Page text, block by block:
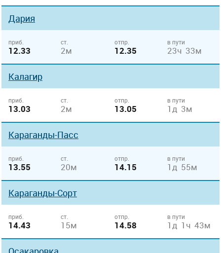
Дария
приб.
12.33
ст.
2м
отпр.
12.35
в пути
23ч 33м
Калагир
приб.
13.03
ст.
2м
отпр.
13.05
в пути
1д 3м
Караганды-Пасс
приб.
13.55
ст.
20м
отпр.
14.15
в пути
1д 55м
Караганды-Сорт
приб.
14.43
ст.
15м
отпр.
14.58
в пути
1д 1ч 43м